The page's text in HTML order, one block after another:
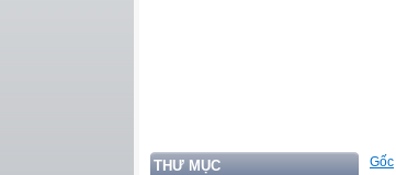
THƯ MỤC Gốc